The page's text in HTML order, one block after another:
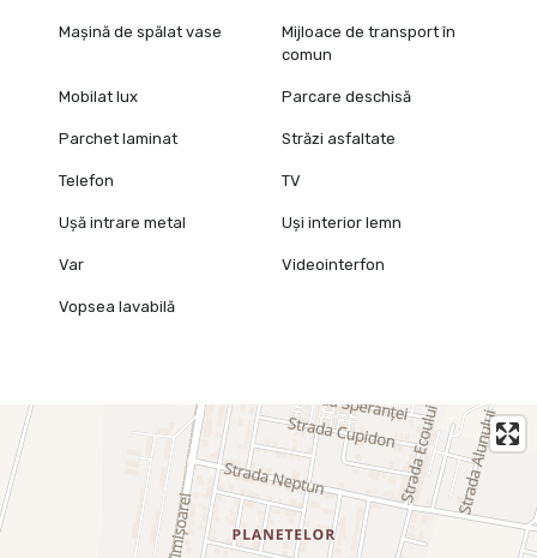
Mașină de spălat vase
Mijloace de transport în
comun
Mobilat lux Parcare deschisă
Parchet laminat Străzi asfaltate
Telefon TV
Ușă intrare metal Uși interior lemn
Var Videointerfon
Vopsea lavabilă